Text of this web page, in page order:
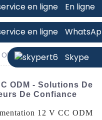
En ligne
Skype
12 V CC
ODM - Solutions De
De Confiance
12 V CC ODM